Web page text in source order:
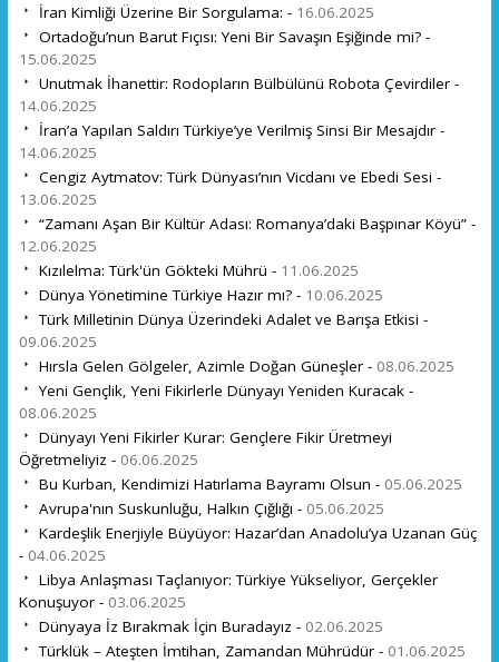
İran Kimliği Üzerine Bir Sorgulama: - 16.06.2025
Ortadoğu’nun Barut Fıçısı: Yeni Bir Savaşın Eşiğinde mi? -
15.06.2025
Unutmak İhanettir: Rodopların Bülbülünü Robota Çevirdiler -
14.06.2025
İran’a Yapılan Saldırı Türkiye’ye Verilmiş Sinsi Bir Mesajdır -
14.06.2025
Cengiz Aytmatov: Türk Dünyası’nın Vicdanı ve Ebedi Sesi -
13.06.2025
“Zamanı Aşan Bir Kültür Adası: Romanya’daki Başpınar Köyü” -
12.06.2025
Kızılelma: Türk'ün Gökteki Mührü - 11.06.2025
Dünya Yönetimine Türkiye Hazır mı? - 10.06.2025
Türk Milletinin Dünya Üzerindeki Adalet ve Barışa Etkisi -
09.06.2025
Hırsla Gelen Gölgeler, Azimle Doğan Güneşler - 08.06.2025
Yeni Gençlik, Yeni Fikirlerle Dünyayı Yeniden Kuracak -
08.06.2025
Dünyayı Yeni Fikirler Kurar: Gençlere Fikir Üretmeyi
Öğretmeliyiz - 06.06.2025
Bu Kurban, Kendimizi Hatırlama Bayramı Olsun - 05.06.2025
Avrupa'nın Suskunluğu, Halkın Çığlığı - 05.06.2025
Kardeşlik Enerjiyle Büyüyor: Hazar’dan Anadolu’ya Uzanan Güç
- 04.06.2025
Libya Anlaşması Taçlanıyor: Türkiye Yükseliyor, Gerçekler
Konuşuyor - 03.06.2025
Dünyaya İz Bırakmak İçin Buradayız - 02.06.2025
Türklük – Ateşten İmtihan, Zamandan Mührüdür - 01.06.2025